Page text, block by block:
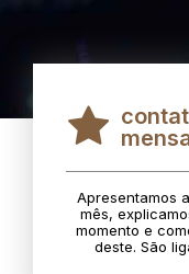
Apresentamos
mês,
momento e
deste. São